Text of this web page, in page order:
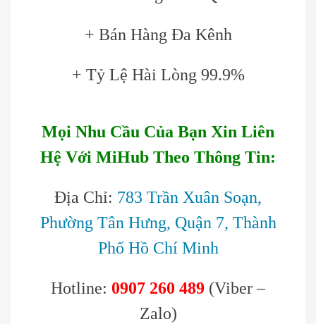
+ Bán Hàng Đa Kênh
+ Tỷ Lệ Hài Lòng 99.9%
Mọi Nhu Cầu Của Bạn Xin Liên
Hệ Với MiHub Theo Thông Tin:
Địa Chỉ: 783 Trần Xuân Soạn,
Phường Tân Hưng, Quận 7, Thành
Phố Hồ Chí Minh
Hotline: 0907 260 489 (Viber –
Zalo)